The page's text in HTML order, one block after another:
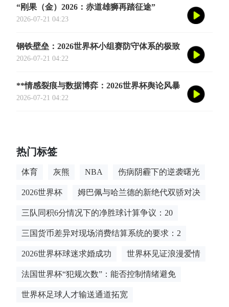
“刚果（金）2026：赤道雄狮再踏征途”
2026-07-21 04:23
钢铁壁垒：2026世界杯小组赛防守体系的极致
博弈
2026-07-21 04:22
**情感裂痕与数据博弈：2026世界杯舆论风暴
的多维解构**
2026-07-21 04:22
热门标签
体育 灰熊 NBA 伤病阴霾下的逆袭曙光
2026世界杯 姆巴佩与哈兰德的新绝代双骄对决
三队同积6分情况下的净胜球计算争议：20
三国货币差异对现场消费结算系统的要求：2
2026世界杯球迷求婚成功 世界杯见证浪漫爱情
法国世界杯“犯规次数”：能否控制情绪避免
世界杯足球人才输送通道拓宽